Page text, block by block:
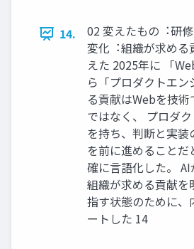
14.
02 変えたもの︓研
変化︓組織が求める
えた 2025年に 「
ら「プロダクトエン
る貢献はWebを技術
ではなく、 プロダ
を持ち、判断と実装
を前に進めること
確に⾔語化した。 AI
組織が求める貢献
指す状態のために、
ートした 14